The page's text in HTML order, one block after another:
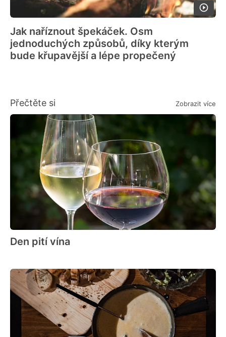
Jak naříznout špekáček. Osm
jednoduchých způsobů, díky kterým
bude křupavější a lépe propečený
Přečtěte si Zobrazit více
Den pití vína